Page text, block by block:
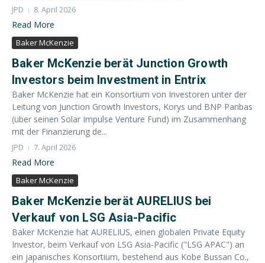
JPD 8. April 2026
Read More
Baker McKenzie
Baker McKenzie berät Junction Growth
Investors beim Investment in Entrix
Baker McKenzie hat ein Konsortium von Investoren unter der
Leitung von Junction Growth Investors, Korys und BNP Paribas
(über seinen Solar Impulse Venture Fund) im Zusammenhang
mit der Finanzierung de...
JPD 7. April 2026
Read More
Baker McKenzie
Baker McKenzie berät AURELIUS bei
Verkauf von LSG Asia-Pacific
Baker McKenzie hat AURELIUS, einen globalen Private Equity
Investor, beim Verkauf von LSG Asia-Pacific ("LSG APAC") an
ein japanisches Konsortium, bestehend aus Kobe Bussan Co.,